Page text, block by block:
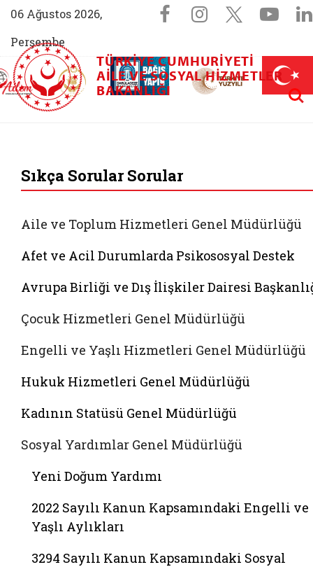
06 Ağustos 2026,
Perşembe
Sosyal
Facebook
Instagram
X
Aile (yeni sekmede açılır)
AİLEM İletişim Merkezi (yeni sekmede açılır)
Aile ve Nüfus On Yılı (yeni sekmede açılır)
Darülaceze bağış sayfası (yeni
TÜRKIYE CUMHURIYETI
AILE VE SOSYAL HIZMETLER
BAKANLIĞI
Sıkça Sorular Sorular
Aile ve Toplum Hizmetleri Genel Müdürlüğü
Afet ve Acil Durumlarda Psikososyal Destek
Avrupa Birliği ve Dış İlişkiler Dairesi
Çocuk Hizmetleri Genel Müdürlüğü
Engelli ve Yaşlı Hizmetleri Genel Müdürlüğü
Hukuk Hizmetleri Genel Müdürlüğü
Kadının Statüsü Genel Müdürlüğü
Sosyal Yardımlar Genel Müdürlüğü
Yeni Doğum Yardımı
2022 Sayılı Kanun Kapsamındaki Engelli ve
Yaşlı Aylıkları
3294 Sayılı Kanun Kapsamındaki Sosyal